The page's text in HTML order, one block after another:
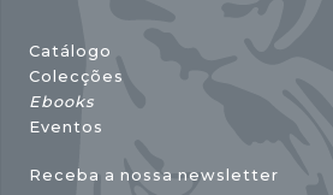
Catálogo
Colecções
Ebooks
Eventos
Receba a nossa newsletter